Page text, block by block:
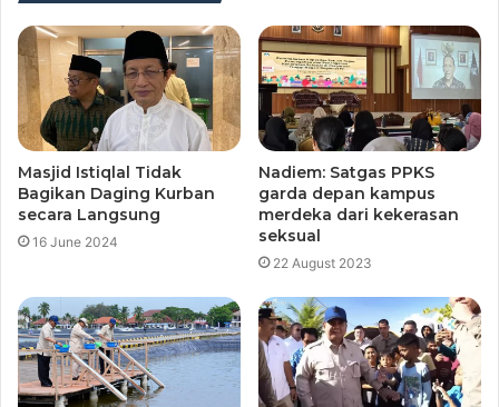
Masjid Istiqlal Tidak
Bagikan Daging Kurban
secara Langsung
16 June 2024
Nadiem: Satgas PPKS
garda depan kampus
merdeka dari kekerasan
seksual
22 August 2023